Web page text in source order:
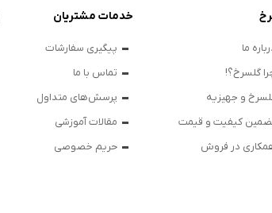
ما
گلسرخ؟!
و جهیزیه
کیفیت و قیمت
در فروش
خدمات مشتریان
پیگیری سفارشات
تماس با ما
پرسش‌های متداول
مقالات آموزشی
حریم خصوصی